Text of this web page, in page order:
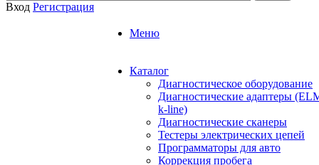
Вход Регистрация
Меню
Каталог
Диагностическое оборудование
Диагностические адаптеры
k-line)
Диагностические сканеры
Тестеры электрических цепей
Программаторы для авто
Коррекция пробега